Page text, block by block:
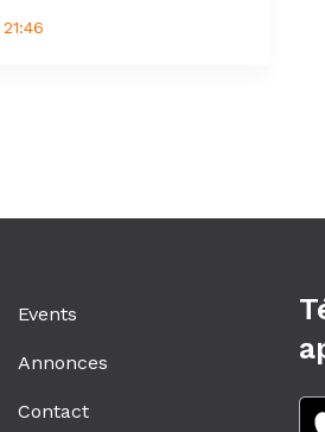
Events
Annonces
Contact